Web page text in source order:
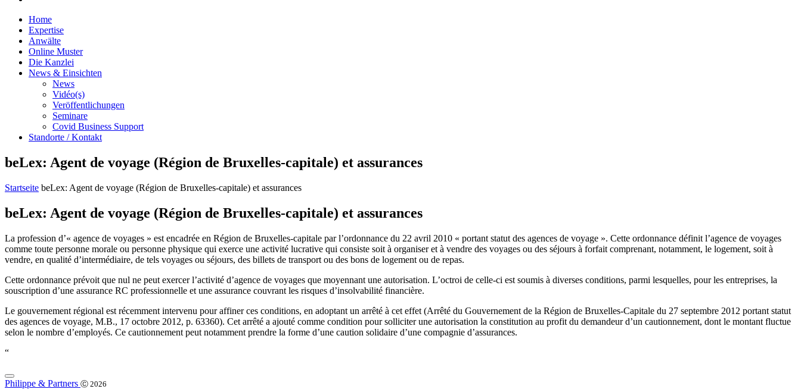
Home
Expertise
Anwälte
Online Muster
Die Kanzlei
News & Einsichten
News
Vidéo(s)
Veröffentlichungen
Seminare
Covid Business Support
Standorte / Kontakt
beLex: Agent de voyage (Région de Bruxelles-capitale) et assurances
Startseite beLex: Agent de voyage (Région de Bruxelles-capitale) et assurances
beLex: Agent de voyage (Région de Bruxelles-capitale) et assurances
La profession d’« agence de voyages » est encadrée en Région de Bruxelles-capitale par l’ordonnance du 22 avril 2010 « portant statut des agences de voyage ». Cette ordonnance définit l’agence de voyages
comme toute personne morale ou personne physique qui exerce une activité lucrative qui consiste soit à organiser et à vendre des voyages ou des séjours à forfait comprenant, notamment, le logement, soit à
vendre, en qualité d’intermédiaire, de tels voyages ou séjours, des billets de transport ou des bons de logement ou de repas.
Cette ordonnance prévoit que nul ne peut exercer l’activité d’agence de voyages que moyennant une autorisation. L’octroi de celle-ci est soumis à diverses conditions, parmi lesquelles, pour les entreprises, la
souscription d’une assurance RC professionnelle et une assurance couvrant les risques d’insolvabilité financière.
Le gouvernement régional est récemment intervenu pour affiner ces conditions, en adoptant un arrêté à cet effet (Arrêté du Gouvernement de la Région de Bruxelles-Capitale du 27 septembre 2012 portant statut
des agences de voyage, M.B., 17 octobre 2012, p. 63360). Cet arrêté a ajouté comme condition pour solliciter une autorisation la constitution au profit du demandeur d’un cautionnement, dont le montant fluctue
selon le nombre d’employés. Ce cautionnement peut notamment prendre la forme d’une caution solidaire d’une compagnie d’assurances.
“
Philippe & Partners Ⓒ 2026